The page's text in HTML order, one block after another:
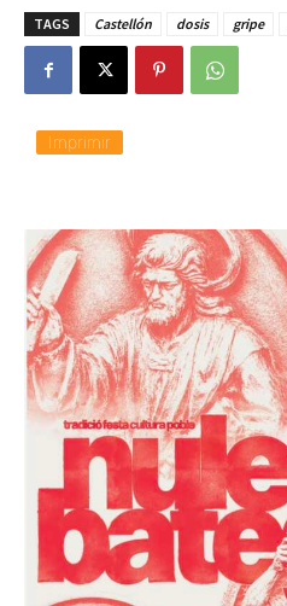
TAGS Castellón dosis gripe
Imprimir